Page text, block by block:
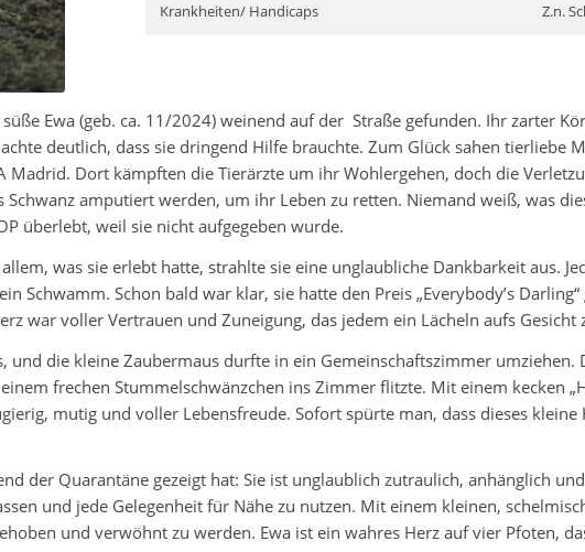
Krankheiten/ Handicaps Z.n.
Ewa (geb. ca. 11/2024) weinend auf der Straße gefunden. Ihr zarter
deutlich, dass sie dringend Hilfe brauchte. Zum Glück sahen tierliebe
Dort kämpften die Tierärzte um ihr Wohlergehen, doch die
amputiert werden, um ihr Leben zu retten. Niemand weiß, was
überlebt, weil sie nicht aufgegeben wurde.
was sie erlebt hatte, strahlte sie eine unglaubliche Dankbarkeit aus.
Schwamm. Schon bald war klar, sie hatte den Preis „Everybody’s
war voller Vertrauen und Zuneigung, das jedem ein Lächeln aufs Gesicht
und die kleine Zaubermaus durfte in ein Gemeinschaftszimmer
frechen Stummelschwänzchen ins Zimmer flitzte. Mit einem kecken
mutig und voller Lebensfreude. Sofort spürte man, dass dieses
der Quarantäne gezeigt hat: Sie ist unglaublich zutraulich, anhänglich
und jede Gelegenheit für Nähe zu nutzen. Mit einem kleinen,
und verwöhnt zu werden. Ewa ist ein wahres Herz auf vier Pfoten,